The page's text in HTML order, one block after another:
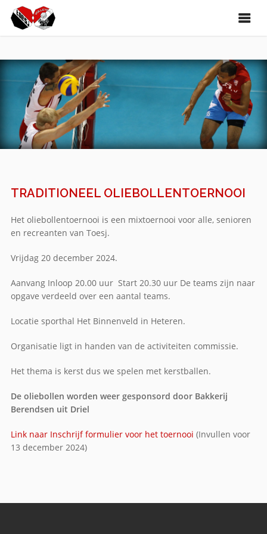
TRADITIONEEL OLIEBOLLENTOERNOOI
Het oliebollentoernooi is een mixtoernooi voor alle, senioren
en recreanten van Toesj.
Vrijdag 20 december 2024.
Aanvang Inloop 20.00 uur Start 20.30 uur De teams zijn naar
opgave verdeeld over een aantal teams.
Locatie sporthal Het Binnenveld in Heteren.
Organisatie ligt in handen van de activiteiten commissie.
Het thema is kerst dus we spelen met kerstballen.
De oliebollen worden weer gesponsord door Bakkerij
Berendsen uit Driel
Link naar Inschrijf formulier voor het toernooi (Invullen voor
13 december 2024)